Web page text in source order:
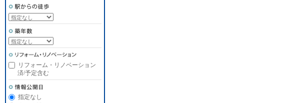
リフォーム・リノベーション
済/予定含む
指定なし